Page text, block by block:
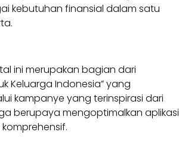
kebutuhan finansial dalam satu
ini merupakan bagian dari
Keluarga Indonesia” yang
kampanye yang terinspirasi dari
berupaya mengoptimalkan aplikasi